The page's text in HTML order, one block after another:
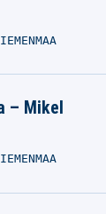
– Mikel